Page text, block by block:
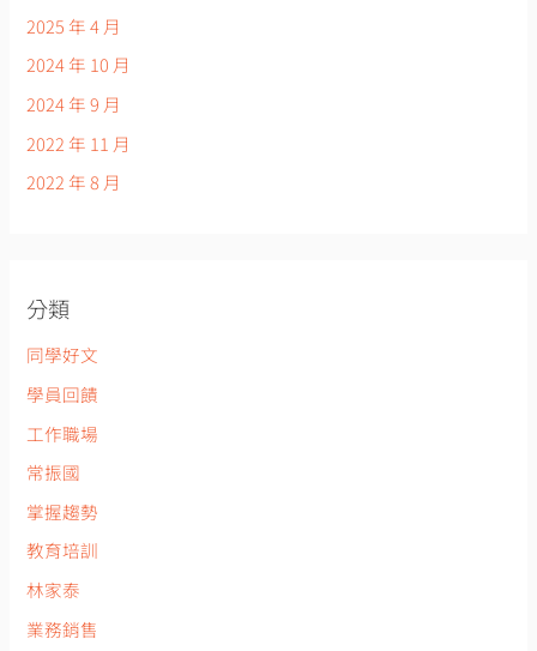
2025 年 4 月
2024 年 10 月
2024 年 9 月
2022 年 11 月
2022 年 8 月
分類
同學好文
學員回饋
工作職場
常振國
掌握趨勢
教育培訓
林家泰
業務銷售